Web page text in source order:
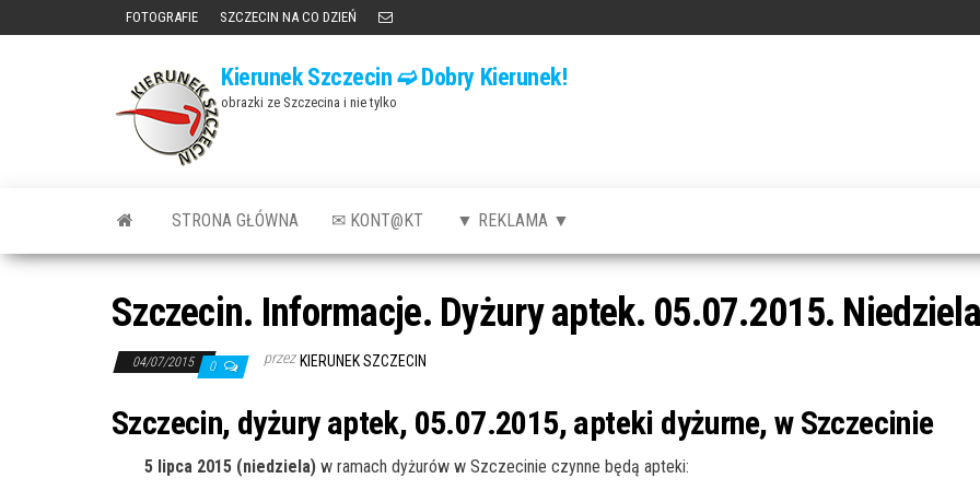
FOTOGRAFIE SZCZECIN NA CO DZIEŃ
Kierunek Szczecin ➫ Dobry Kierunek!
obrazki ze Szczecina i nie tylko
STRONA GŁÓWNA ✉ KONT@KT ▼ REKLAMA ▼
Szczecin. Informacje. Dyżury aptek. 05.07.2015. Niedziela
04/07/2015 0 przez KIERUNEK SZCZECIN
Szczecin, dyżury aptek, 05.07.2015, apteki dyżurne, w Szczecinie
5 lipca 2015 (niedziela) w ramach dyżurów w Szczecinie czynne będą apteki: